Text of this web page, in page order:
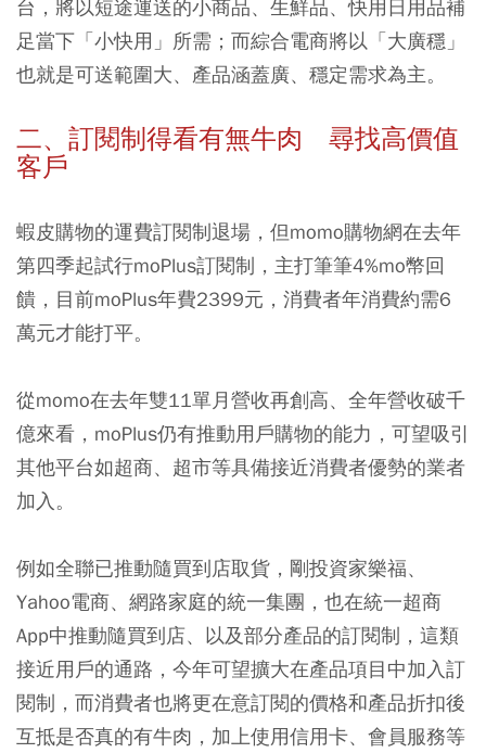
台，將以短途運送的小商品、生鮮品、快用日用品補
足當下「小快用」所需；而綜合電商將以「大廣穩」
也就是可送範圍大、產品涵蓋廣、穩定需求為主。
二、訂閱制得看有無牛肉 尋找高價值
客戶
蝦皮購物的運費訂閱制退場，但momo購物網在去年
第四季起試行moPlus訂閱制，主打筆筆4%mo幣回
饋，目前moPlus年費2399元，消費者年消費約需6
萬元才能打平。
從momo在去年雙11單月營收再創高、全年營收破千
億來看，moPlus仍有推動用戶購物的能力，可望吸引
其他平台如超商、超市等具備接近消費者優勢的業者
加入。
例如全聯已推動隨買到店取貨，剛投資家樂福、
Yahoo電商、網路家庭的統一集團，也在統一超商
App中推動隨買到店、以及部分產品的訂閱制，這類
接近用戶的通路，今年可望擴大在產品項目中加入訂
閱制，而消費者也將更在意訂閱的價格和產品折扣後
互抵是否真的有牛肉，加上使用信用卡、會員服務等